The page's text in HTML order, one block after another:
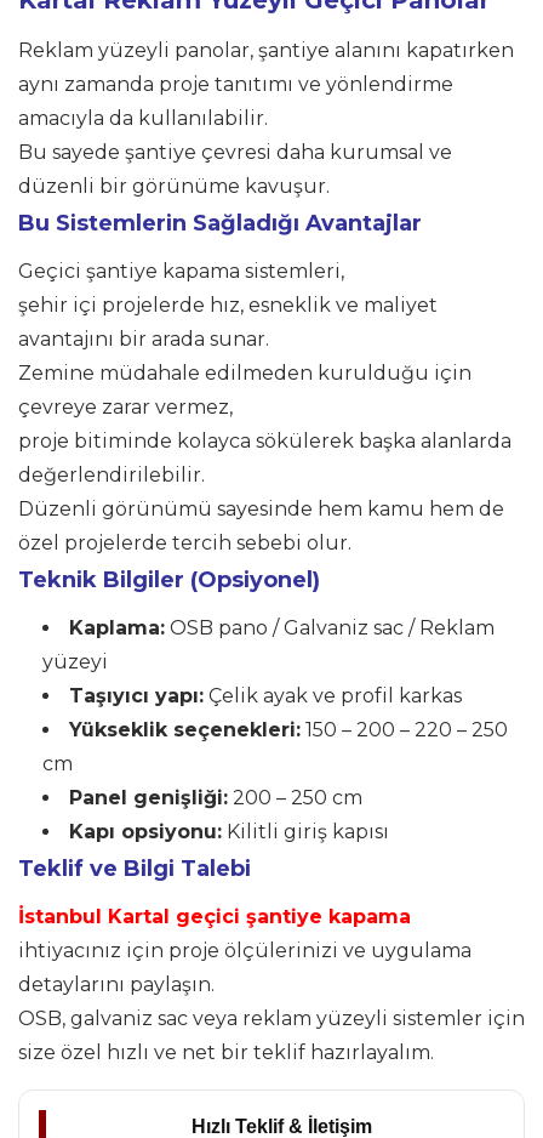
Reklam yüzeyli panolar, şantiye alanını kapatırken
aynı zamanda proje tanıtımı ve yönlendirme
amacıyla da kullanılabilir.
Bu sayede şantiye çevresi daha kurumsal ve
düzenli bir görünüme kavuşur.
Bu Sistemlerin Sağladığı Avantajlar
Geçici şantiye kapama sistemleri,
şehir içi projelerde hız, esneklik ve maliyet
avantajını bir arada sunar.
Zemine müdahale edilmeden kurulduğu için
çevreye zarar vermez,
proje bitiminde kolayca sökülerek başka alanlarda
değerlendirilebilir.
Düzenli görünümü sayesinde hem kamu hem de
özel projelerde tercih sebebi olur.
Teknik Bilgiler (Opsiyonel)
Kaplama: OSB pano / Galvaniz sac / Reklam
yüzeyi
Taşıyıcı yapı: Çelik ayak ve profil karkas
Yükseklik seçenekleri: 150 – 200 – 220 – 250
cm
Panel genişliği: 200 – 250 cm
Kapı opsiyonu: Kilitli giriş kapısı
Teklif ve Bilgi Talebi
İstanbul Kartal geçici şantiye kapama
ihtiyacınız için proje ölçülerinizi ve uygulama
detaylarını paylaşın.
OSB, galvaniz sac veya reklam yüzeyli sistemler için
size özel hızlı ve net bir teklif hazırlayalım.
Hızlı Teklif & İletişim